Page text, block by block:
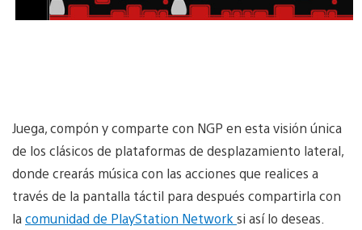
Juega, compón y comparte con NGP en esta visión única
de los clásicos de plataformas de desplazamiento lateral,
donde crearás música con las acciones que realices a
través de la pantalla táctil para después compartirla con
la comunidad de PlayStation Network si así lo deseas.